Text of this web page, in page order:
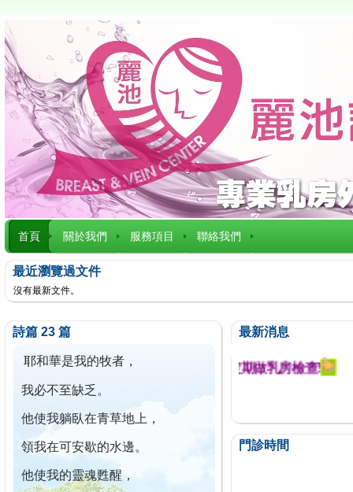
首頁 關於我們 服務項目 聯絡我們
最近瀏覽過文件
沒有最新文件。
詩篇 23 篇
耶和華是我的牧者，
我必不至缺乏。
他使我躺臥在青草地上，
領我在可安歇的水邊。
他使我的靈魂甦醒，
最新消息
今已篩檢出1700位乳癌患者,提醒您定期做乳房檢查!
門診時間